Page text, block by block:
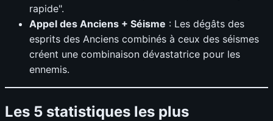
rapide".
Appel des Anciens + Séisme : Les dégâts des
esprits des Anciens combinés à ceux des séismes
créent une combinaison dévastatrice pour les
ennemis.
Les 5 statistiques les plus